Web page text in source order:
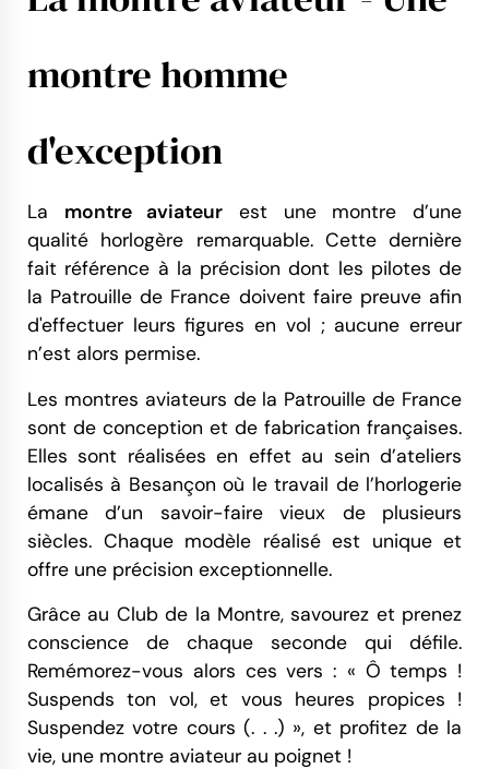
montre homme
d'exception
La montre aviateur est une montre d’une
qualité horlogère remarquable. Cette dernière
fait référence à la précision dont les pilotes de
la Patrouille de France doivent faire preuve afin
d'effectuer leurs figures en vol ; aucune erreur
n’est alors permise.
Les montres aviateurs de la Patrouille de France
sont de conception et de fabrication françaises.
Elles sont réalisées en effet au sein d’ateliers
localisés à Besançon où le travail de l’horlogerie
émane d’un savoir-faire vieux de plusieurs
siècles. Chaque modèle réalisé est unique et
offre une précision exceptionnelle.
Grâce au Club de la Montre, savourez et prenez
conscience de chaque seconde qui défile.
Remémorez-vous alors ces vers : « Ô temps !
Suspends ton vol, et vous heures propices !
Suspendez votre cours (. . .) », et profitez de la
vie, une montre aviateur au poignet !